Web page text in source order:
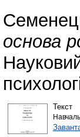
основа
Текст